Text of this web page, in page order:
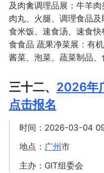
及肉禽调理品展：牛羊肉
肉丸、火腿、调理食品
食米饭、速食汤、速食
食食品 蔬果净菜展：有
酱菜、泡菜、蔬菜制品
三十二、 2026年
点击报名
时间：2026-03-04
地点： 广州市
主办：GIT组委会